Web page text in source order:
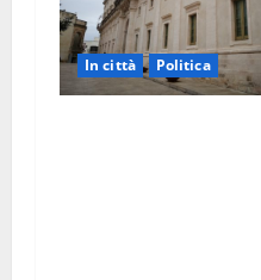
In città Politica